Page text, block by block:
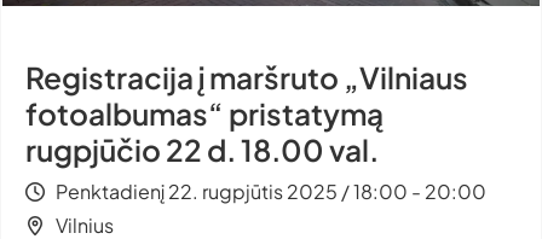
Registracija į maršruto „Vilniaus
fotoalbumas“ pristatymą
rugpjūčio 22 d. 18.00 val.
Penktadienį 22. rugpjūtis 2025 / 18:00 - 20:00
Vilnius